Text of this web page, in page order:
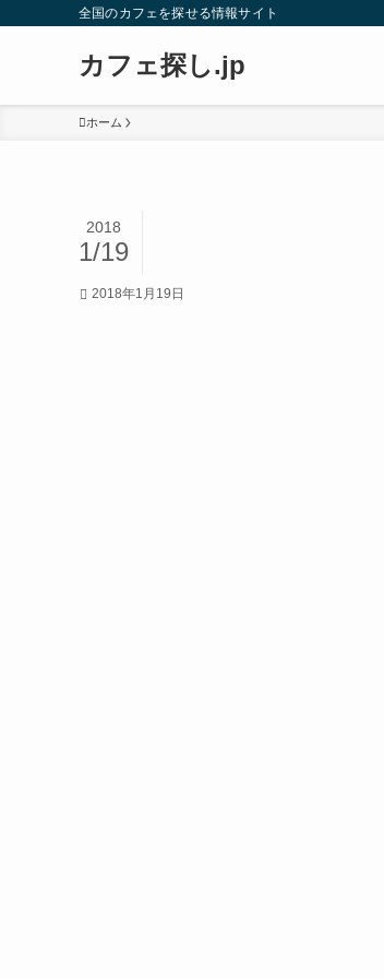
全国のカフェを探せる情報サイト
カフェ探し.jp
ホーム
2018
1/19
2018年1月19日